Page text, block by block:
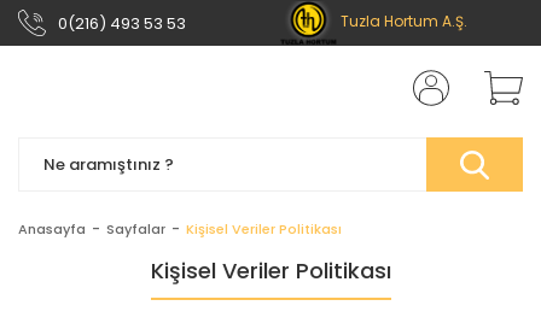
0(216) 493 53 53 Tuzla Hortum A.Ş.
Anasayfa Sayfalar Kişisel Veriler Politikası
Kişisel Veriler Politikası